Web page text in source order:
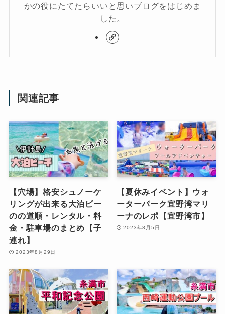
かの役にたてたらいいと思いブログをはじめま
した。
関連記事
【穴場】格安シュノーケ
リングが出来る大泊ビー
のの道順・レンタル・料
金・駐車場のまとめ【子
連れ】
2023年8月29日
【夏休みイベント】ウォ
ーターパーク宜野湾マリ
ーナのレポ【宜野湾市】
2023年8月5日